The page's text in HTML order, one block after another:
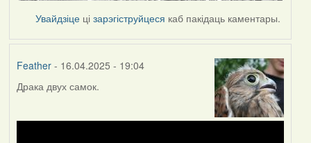
Увайдзіце цізарэгіструйцеся каб пакідаць каментары.
Feather- 16.04.2025 - 19:04
Драка двух самок.